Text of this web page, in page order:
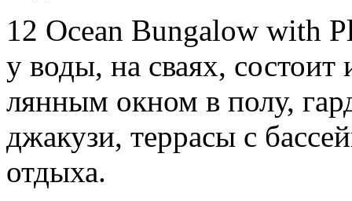
12 Ocean Bungalow with
у во­ды, на сва­ях,
лянным ок­ном в по­лу,
джа­кузи, тер­ра­сы с
от­ды­ха.